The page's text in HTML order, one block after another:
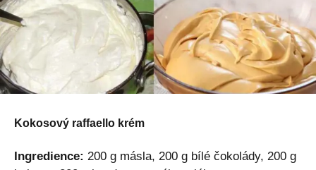
Kokosový raffaello krém
Ingredience: 200 g másla, 200 g bílé čokolády, 200 g